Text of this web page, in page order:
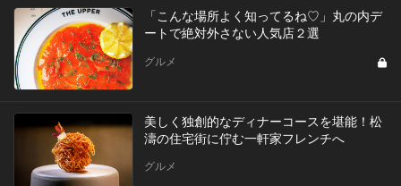
「こんな場所よく知ってるね♡」丸の内デ
ートで絶対外さない人気店２選
グルメ
美しく独創的なディナーコースを堪能！松
濤の住宅街に佇む一軒家フレンチへ
グルメ